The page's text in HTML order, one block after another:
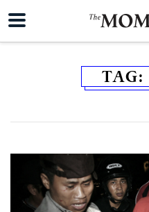
TAG: